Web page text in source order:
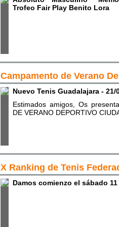
Trofeo Fair Play Benito Lora
Campamento de Verano
Nuevo Tenis Guadalajara - 21/
Estimados amigos, Os
DE VERANO DEPORTIVO
X Ranking de Tenis
Damos comienzo el sábado